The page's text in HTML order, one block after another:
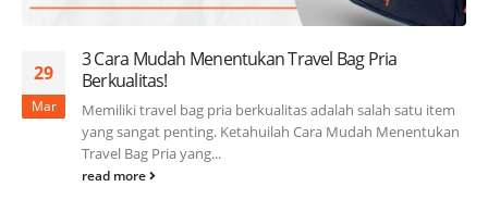
29
Mar
3 Cara Mudah Menentukan Travel Bag Pria
Berkualitas!
Memiliki travel bag pria berkualitas adalah salah satu item
yang sangat penting. Ketahuilah Cara Mudah Menentukan
Travel Bag Pria yang...
read more